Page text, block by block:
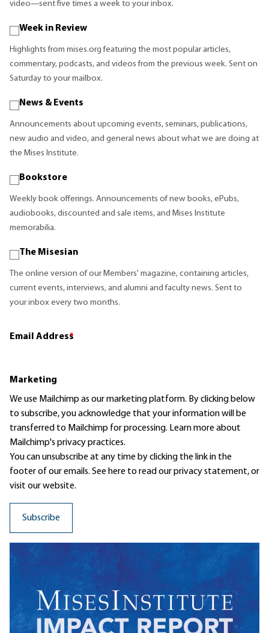
video—sent five times a week to your inbox.
Week in Review
Highlights from mises.org featuring the most popular articles,
commentary, podcasts, and videos from the previous week. Sent on
Saturday to your mailbox.
News & Events
Announcements about upcoming events, seminars, publications,
new audio and video, and general news about what we are doing at
the Mises Institute.
Bookstore
Weekly book offerings. Announcements of new books, ePubs,
audiobooks, discounted and sale items, and Mises Institute
memorabilia.
The Misesian
The online version of our Members' magazine, containing articles,
current events, interviews, and alumni and faculty news. Sent to
your inbox every two months.
Email Address
*
Marketing
We use Mailchimp as our marketing platform. By clicking below
to subscribe, you acknowledge that your information will be
transferred to Mailchimp for processing. Learn moreabout
Mailchimp's privacy practices.
You can unsubscribe at any time by clicking the link in the
footer of our emails. See here to read ourprivacy statement, or
visit our website.